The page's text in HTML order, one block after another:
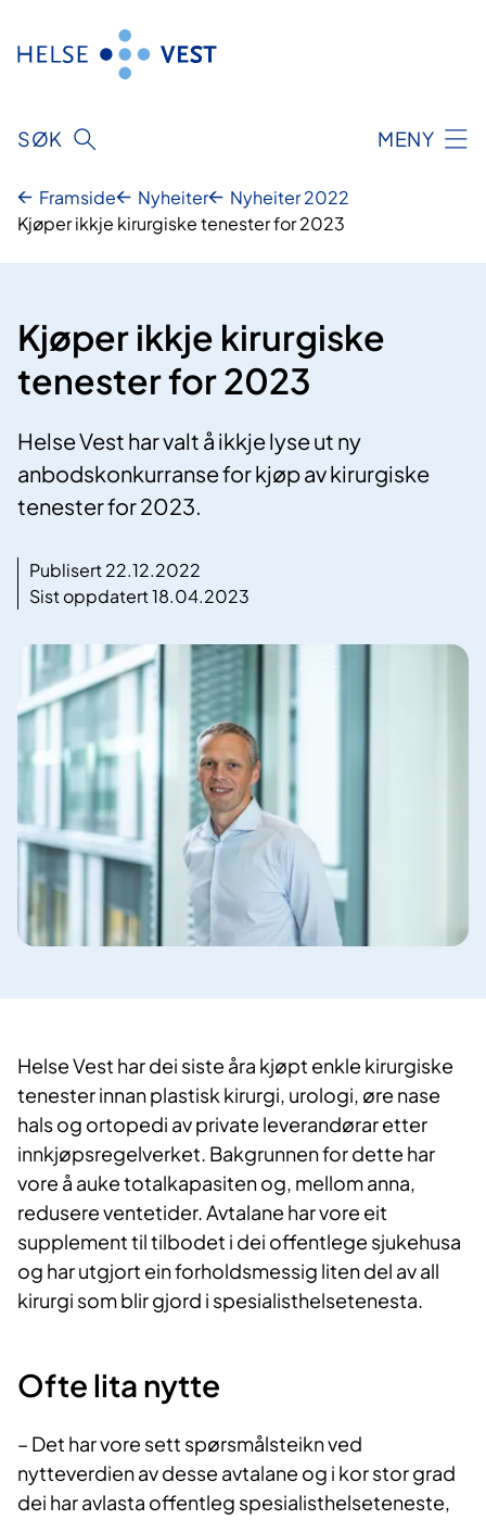
innhald
SØK MENY
Framside Nyheiter
Nyheiter 2022
Kjøper ikkje kirurgiske tenester for 2023
Kjøper ikkje kirurgiske
tenester for 2023
Helse Vest har valt å ikkje lyse ut ny
anbodskonkurranse for kjøp av kirurgiske
tenester for 2023.
Publisert 22.12.2022
Sist oppdatert 18.04.2023
Helse Vest har dei siste åra kjøpt enkle kirurgiske
tenester innan plastisk kirurgi, urologi, øre nase
hals og ortopedi av private leverandørar etter
innkjøpsregelverket. Bakgrunnen for dette har
vore å auke totalkapasiten og, mellom anna,
redusere ventetider. Avtalane har vore eit
supplement til tilbodet i dei offentlege sjukehusa
og har utgjort ein forholdsmessig liten del av all
kirurgi som blir gjord i spesialisthelsetenesta.
​Ofte lita n​​ytte
– Det har vore sett spørsmålsteikn ved
nytteverdien av desse avtalane og i kor stor grad
dei har avlasta offentleg spesialisthelseteneste,